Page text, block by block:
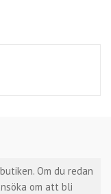
Om du redan
om att bli